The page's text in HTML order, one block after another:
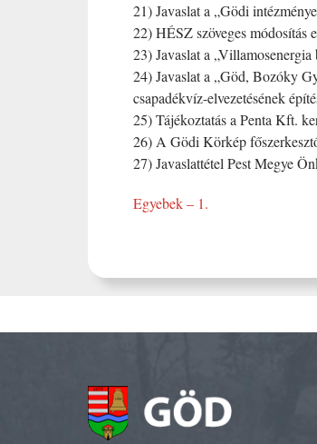
21) Javaslat a „Gödi
22) HÉSZ szöveges módosítás
23) Javaslat a
24) Javaslat a „Göd, Bozóky
csapadékvíz-elvezetésének
25) Tájékoztatás a Penta Kft.
26) A Gödi Körkép
27) Javaslattétel Pest Megye
Egyebek – 1.